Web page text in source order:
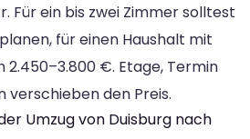
Für ein bis zwei Zimmer solltest
für einen Haushalt mit
2.450–3.800 €. Etage, Termin
verschieben den Preis.
Umzug von Duisburg nach